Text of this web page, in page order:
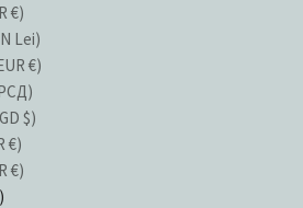
€)
Lei)
€)
$)
€)
€)